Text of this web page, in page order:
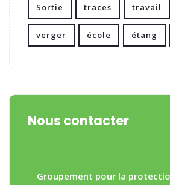
Sortie traces travail
verger école étang
Nous contacter
Groupement pour la